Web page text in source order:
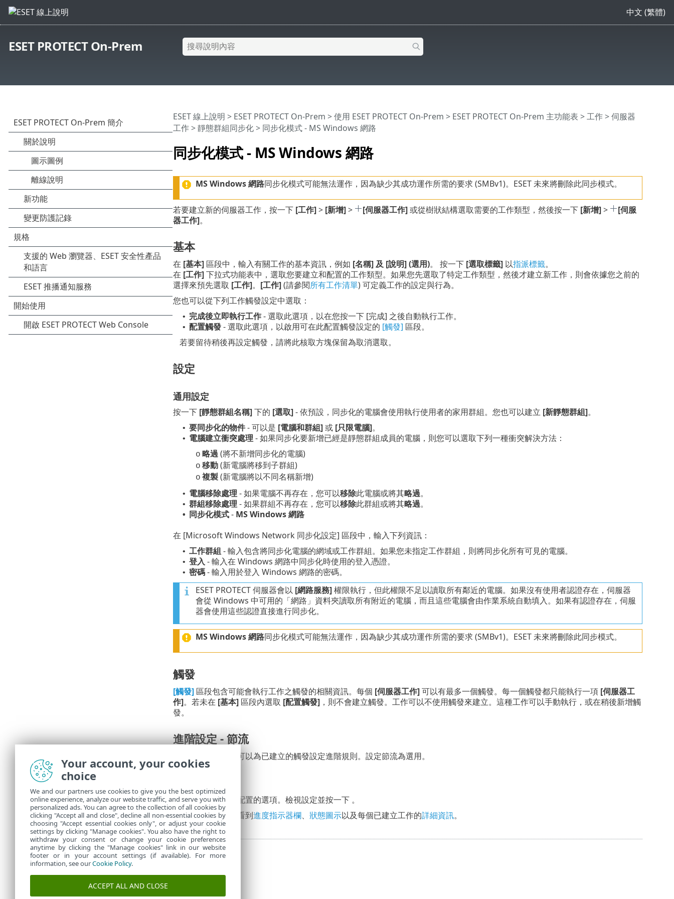
中文 (繁體)
ESET PROTECT On-Prem
同步化模式 - MS Windows 網路
ESET 線上說明 > ESET PROTECT On-Prem >使用 ESET PROTECT On-Prem > ESET PROTECT On-Prem 主功能表 >工作>伺服器
工作>靜態群組同步化> 同步化模式 - MS Windows 網路
MS Windows 網路同步化模式可能無法運作，因為缺少其成功運作所需的要求 (SMBv1)。ESET 未來將刪除此同步模式。
若要建立新的伺服器工作，按一下 [工作]> [新增]> [伺服器工作]或從樹狀結構選取需要的工作類型，然後按一下 [新增]>
[伺服
器工作]。
基本
在 [基本]區段中，輸入有關工作的基本資訊，例如 [名稱] 及 [說明] (選用)。 按一下 [選取標籤]以指派標籤。
在 [工作]下拉式功能表中，選取您要建立和配置的工作類型。如果您先選取了特定工作類型，然後才建立新工作，則會依據您之前的
選擇來預先選取 [工作]。 [工作](請參閱所有工作清單) 可定義工作的設定與行為。
您也可以從下列工作觸發設定中選取：
• 完成後立即執行工作- 選取此選項，以在您按一下 [完成] 之後自動執行工作。
• 配置觸發- 選取此選項，以啟用可在此配置觸發設定的 [觸發] 區段。
若要留待稍後再設定觸發，請將此核取方塊保留為取消選取。
設定
通用設定
按一下 [靜態群組名稱]下的 [選取]- 依預設，同步化的電腦會使用執行使用者的家用群組。您也可以建立 [新靜態群組]。
• 要同步化的物件- 可以是 [電腦和群組]或 [只限電腦]。
• 電腦建立衝突處理- 如果同步化要新增已經是靜態群組成員的電腦，則您可以選取下列一種衝突解決方法：
o 略過(將不新增同步化的電腦)
o 移動(新電腦將移到子群組)
o 複製(新電腦將以不同名稱新增)
• 電腦移除處理- 如果電腦不再存在，您可以移除此電腦或將其略過。
• 群組移除處理- 如果群組不再存在，您可以移除此群組或將其略過。
• 同步化模式- MS Windows 網路
在 [Microsoft Windows Network 同步化設定] 區段中，輸入下列資訊：
• 工作群組- 輸入包含將同步化電腦的網域或工作群組。如果您未指定工作群組，則將同步化所有可見的電腦。
• 登入- 輸入在 Windows 網路中同步化時使用的登入憑證。
• 密碼- 輸入用於登入 Windows 網路的密碼。
ESET PROTECT 伺服器會以 [網路服務]權限執行，但此權限不足以讀取所有鄰近的電腦。如果沒有使用者認證存在，伺服器
會從 Windows 中可用的「網路」資料夾讀取所有附近的電腦，而且這些電腦會由作業系統自動填入。如果有認證存在，伺服
器會使用這些認證直接進行同步化。
MS Windows 網路同步化模式可能無法運作，因為缺少其成功運作所需的要求 (SMBv1)。ESET 未來將刪除此同步模式。
觸發
[觸發]區段包含可能會執行工作之觸發的相關資訊。每個 [伺服器工作]可以有最多一個觸發。每一個觸發都只能執行一項 [伺服器工
作]。若未在 [基本]區段內選取 [配置觸發]，則不會建立觸發。工作可以不使用觸發來建立。這種工作可以手動執行，或在稍後新增觸
發。
進階設定 - 節流
，您可以為已建立的觸發設定進階規則。設定節流為選用。
此處會顯示所有已配置的選項。檢視設定並按一下 。
在工作中，您可以看到進度指示器欄、 狀態圖示以及每個已建立工作的詳細資訊。
Your account, your cookies
choice
We and our partners use cookies to give you the best optimized
online experience, analyze our website traffic, and serve you with
personalized ads. You can agree to the collection of all cookies by
clicking "Accept all and close", decline all non-essential cookies by
choosing "Accept essential cookies only", or adjust your cookie
settings by clicking "Manage cookies". You also have the right to
withdraw your consent or change your cookie preferences
anytime by clicking the "Manage cookies" link in our website
footer or in your account settings (if available). For more
information, see ourCookie Policy.
ACCEPT ALL AND CLOSE